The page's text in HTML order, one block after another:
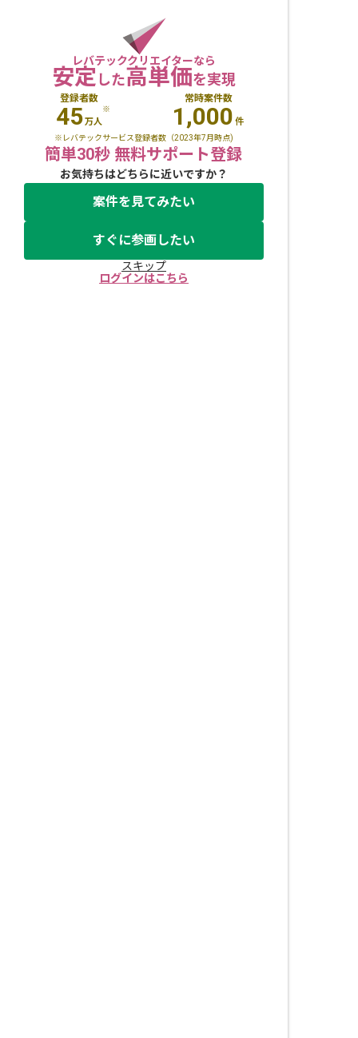
レバテッククリエイターなら
安定した高単価を実現
登録者数
45万人
※
常時案件数
1,000 件
※レバテックサービス登録者数（2023年7月時点)
簡単30秒 無料サポート登録
お気持ちはどちらに近いですか？
案件を見てみたい
すぐに参画したい
スキップ
ログインはこちら